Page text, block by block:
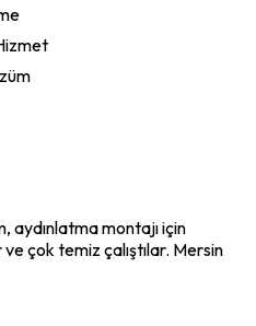
aydınlatma montajıiçin
çok temiz çalıştılar. Mersin